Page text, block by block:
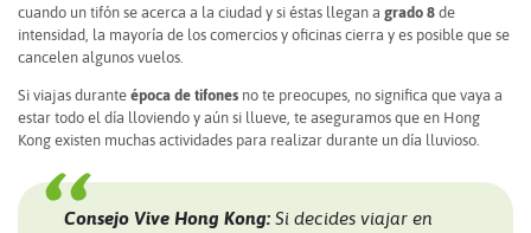
cuando un tifón se acerca a la ciudad y si éstas llegan a grado 8 de
intensidad, la mayoría de los comercios y oficinas cierra y es posible que se
cancelen algunos vuelos.
Si viajas durante época de tifones no te preocupes, no significa que vaya a
estar todo el día lloviendo y aún si llueve, te aseguramos que en Hong
Kong existen muchas actividades para realizar durante un día lluvioso.
Consejo Vive Hong Kong: Si decides viajar en